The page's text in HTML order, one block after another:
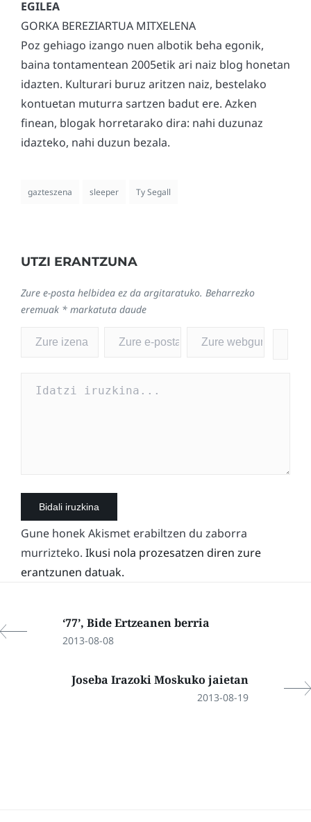
GORKA BEREZIARTUA MITXELENA
Poz gehiago izango nuen albotik beha egonik,
baina tontamentean 2005etik ari naiz blog honetan
idazten. Kulturari buruz aritzen naiz, bestelako
kontuetan muturra sartzen badut ere. Azken
finean, blogak horretarako dira: nahi duzunaz
idazteko, nahi duzun bezala.
gazteszena sleeper Ty Segall
UTZI ERANTZUNA
Zure e-posta helbidea ez da argitaratuko. Beharrezko
eremuak * markatuta daude
Gune honek Akismet erabiltzen du zaborra
murrizteko. Ikusi nola prozesatzen diren zure
erantzunen datuak.
‘77’, Bide Ertzeanen berria
2013-08-08
Joseba Irazoki Moskuko jaietan
2013-08-19